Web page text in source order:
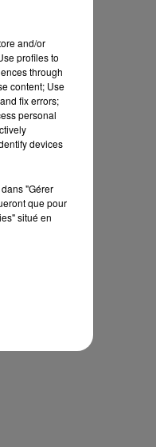
and/or
profiles to
through
content; Use
fix errors;
personal
devices
"Gérer
que pour
situé en